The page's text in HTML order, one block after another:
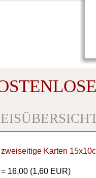
zweiseitige Karten
16,00 (1,60 EUR)